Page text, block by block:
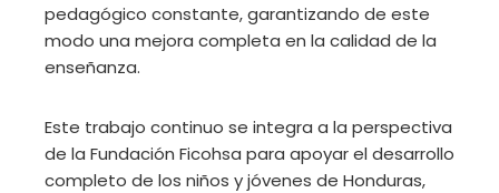
pedagógico constante, garantizando de este
modo una mejora completa en la calidad de la
enseñanza.
Este trabajo continuo se integra a la perspectiva
de la Fundación Ficohsa para apoyar el desarrollo
completo de los niños y jóvenes de Honduras,